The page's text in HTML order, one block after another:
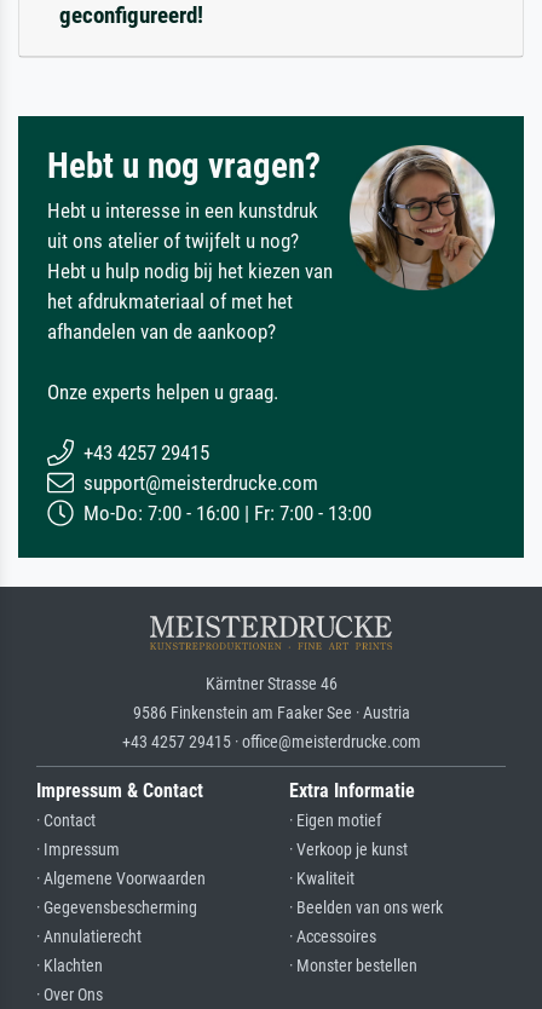
geconfigureerd!
Hebt u nog vragen?
Hebt u interesse in een kunstdruk
uit ons atelier of twijfelt u nog?
Hebt u hulp nodig bij het kiezen van
het afdrukmateriaal of met het
afhandelen van de aankoop?
Onze experts helpen u graag.
+43 4257 29415
support@meisterdrucke.com
Mo-Do: 7:00 - 16:00 | Fr: 7:00 - 13:00
Kärntner Strasse 46
9586 Finkenstein am Faaker See · Austria
+43 4257 29415 · office@meisterdrucke.com
Impressum & Contact
· Contact
· Impressum
· Algemene Voorwaarden
· Gegevensbescherming
· Annulatierecht
· Klachten
· Over Ons
Extra Informatie
· Eigen motief
· Verkoop je kunst
· Kwaliteit
· Beelden van ons werk
· Accessoires
· Monster bestellen